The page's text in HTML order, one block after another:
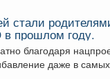
стали
в прошлом году.
благодаря
даже в